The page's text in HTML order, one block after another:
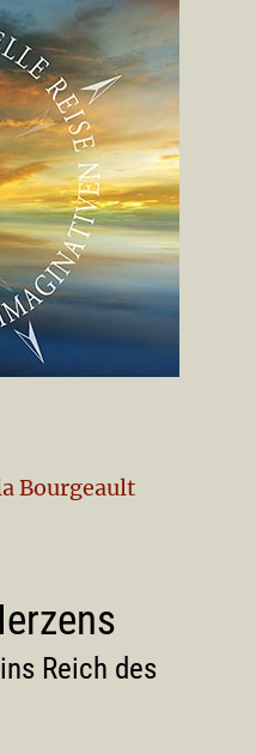
Bourgeault
Reich des